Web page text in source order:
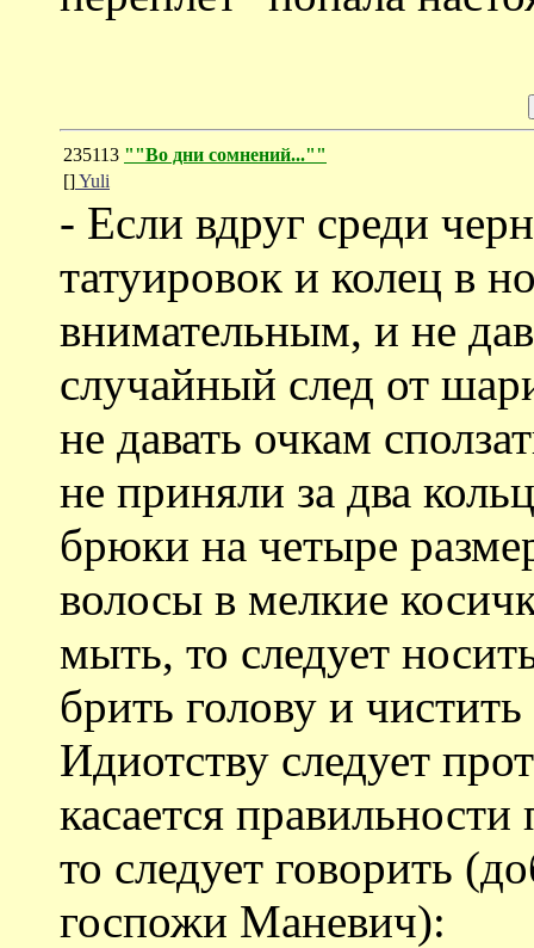
235113 ""Во дни сомнений...""
[]Yuli
- Если вдруг среди
татуировок и колец в
внимательным, и не
случайный след от
не давать очкам
не приняли за два
брюки на четыре
волосы в мелкие
мыть, то следует
брить голову и
Идиотству следует
касается
то следует говорить
госпожи Маневич):